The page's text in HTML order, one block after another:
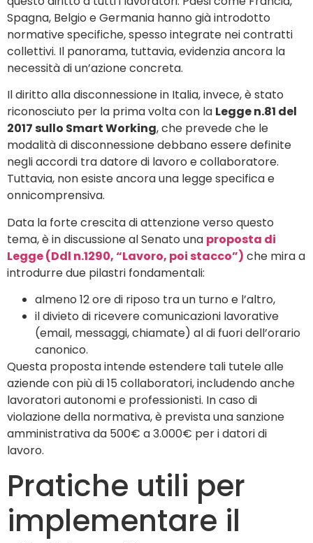
Spagna, Belgio e Germania hanno già introdotto
normative specifiche, spesso integrate nei contratti
collettivi. Il panorama, tuttavia, evidenzia ancora la
necessità di un’azione concreta.
Il diritto alla disconnessione in Italia, invece, è stato
riconosciuto per la prima volta con la Legge n.81 del
2017 sullo Smart Working, che prevede che le
modalità di disconnessione debbano essere definite
negli accordi tra datore di lavoro e collaboratore.
Tuttavia, non esiste ancora una legge specifica e
onnicomprensiva.
Data la forte crescita di attenzione verso questo
tema, è in discussione al Senato una proposta di
Legge (Ddl n.1290, “Lavoro, poi stacco”) che mira a
introdurre due pilastri fondamentali:
almeno 12 ore di riposo tra un turno e l’altro,
il divieto di ricevere comunicazioni lavorative
(email, messaggi, chiamate) al di fuori dell’orario
canonico.
Questa proposta intende estendere tali tutele alle
aziende con più di 15 collaboratori, includendo anche
lavoratori autonomi e professionisti. In caso di
violazione della normativa, è prevista una sanzione
amministrativa da 500€ a 3.000€ per i datori di
lavoro.
Pratiche utili per
implementare il